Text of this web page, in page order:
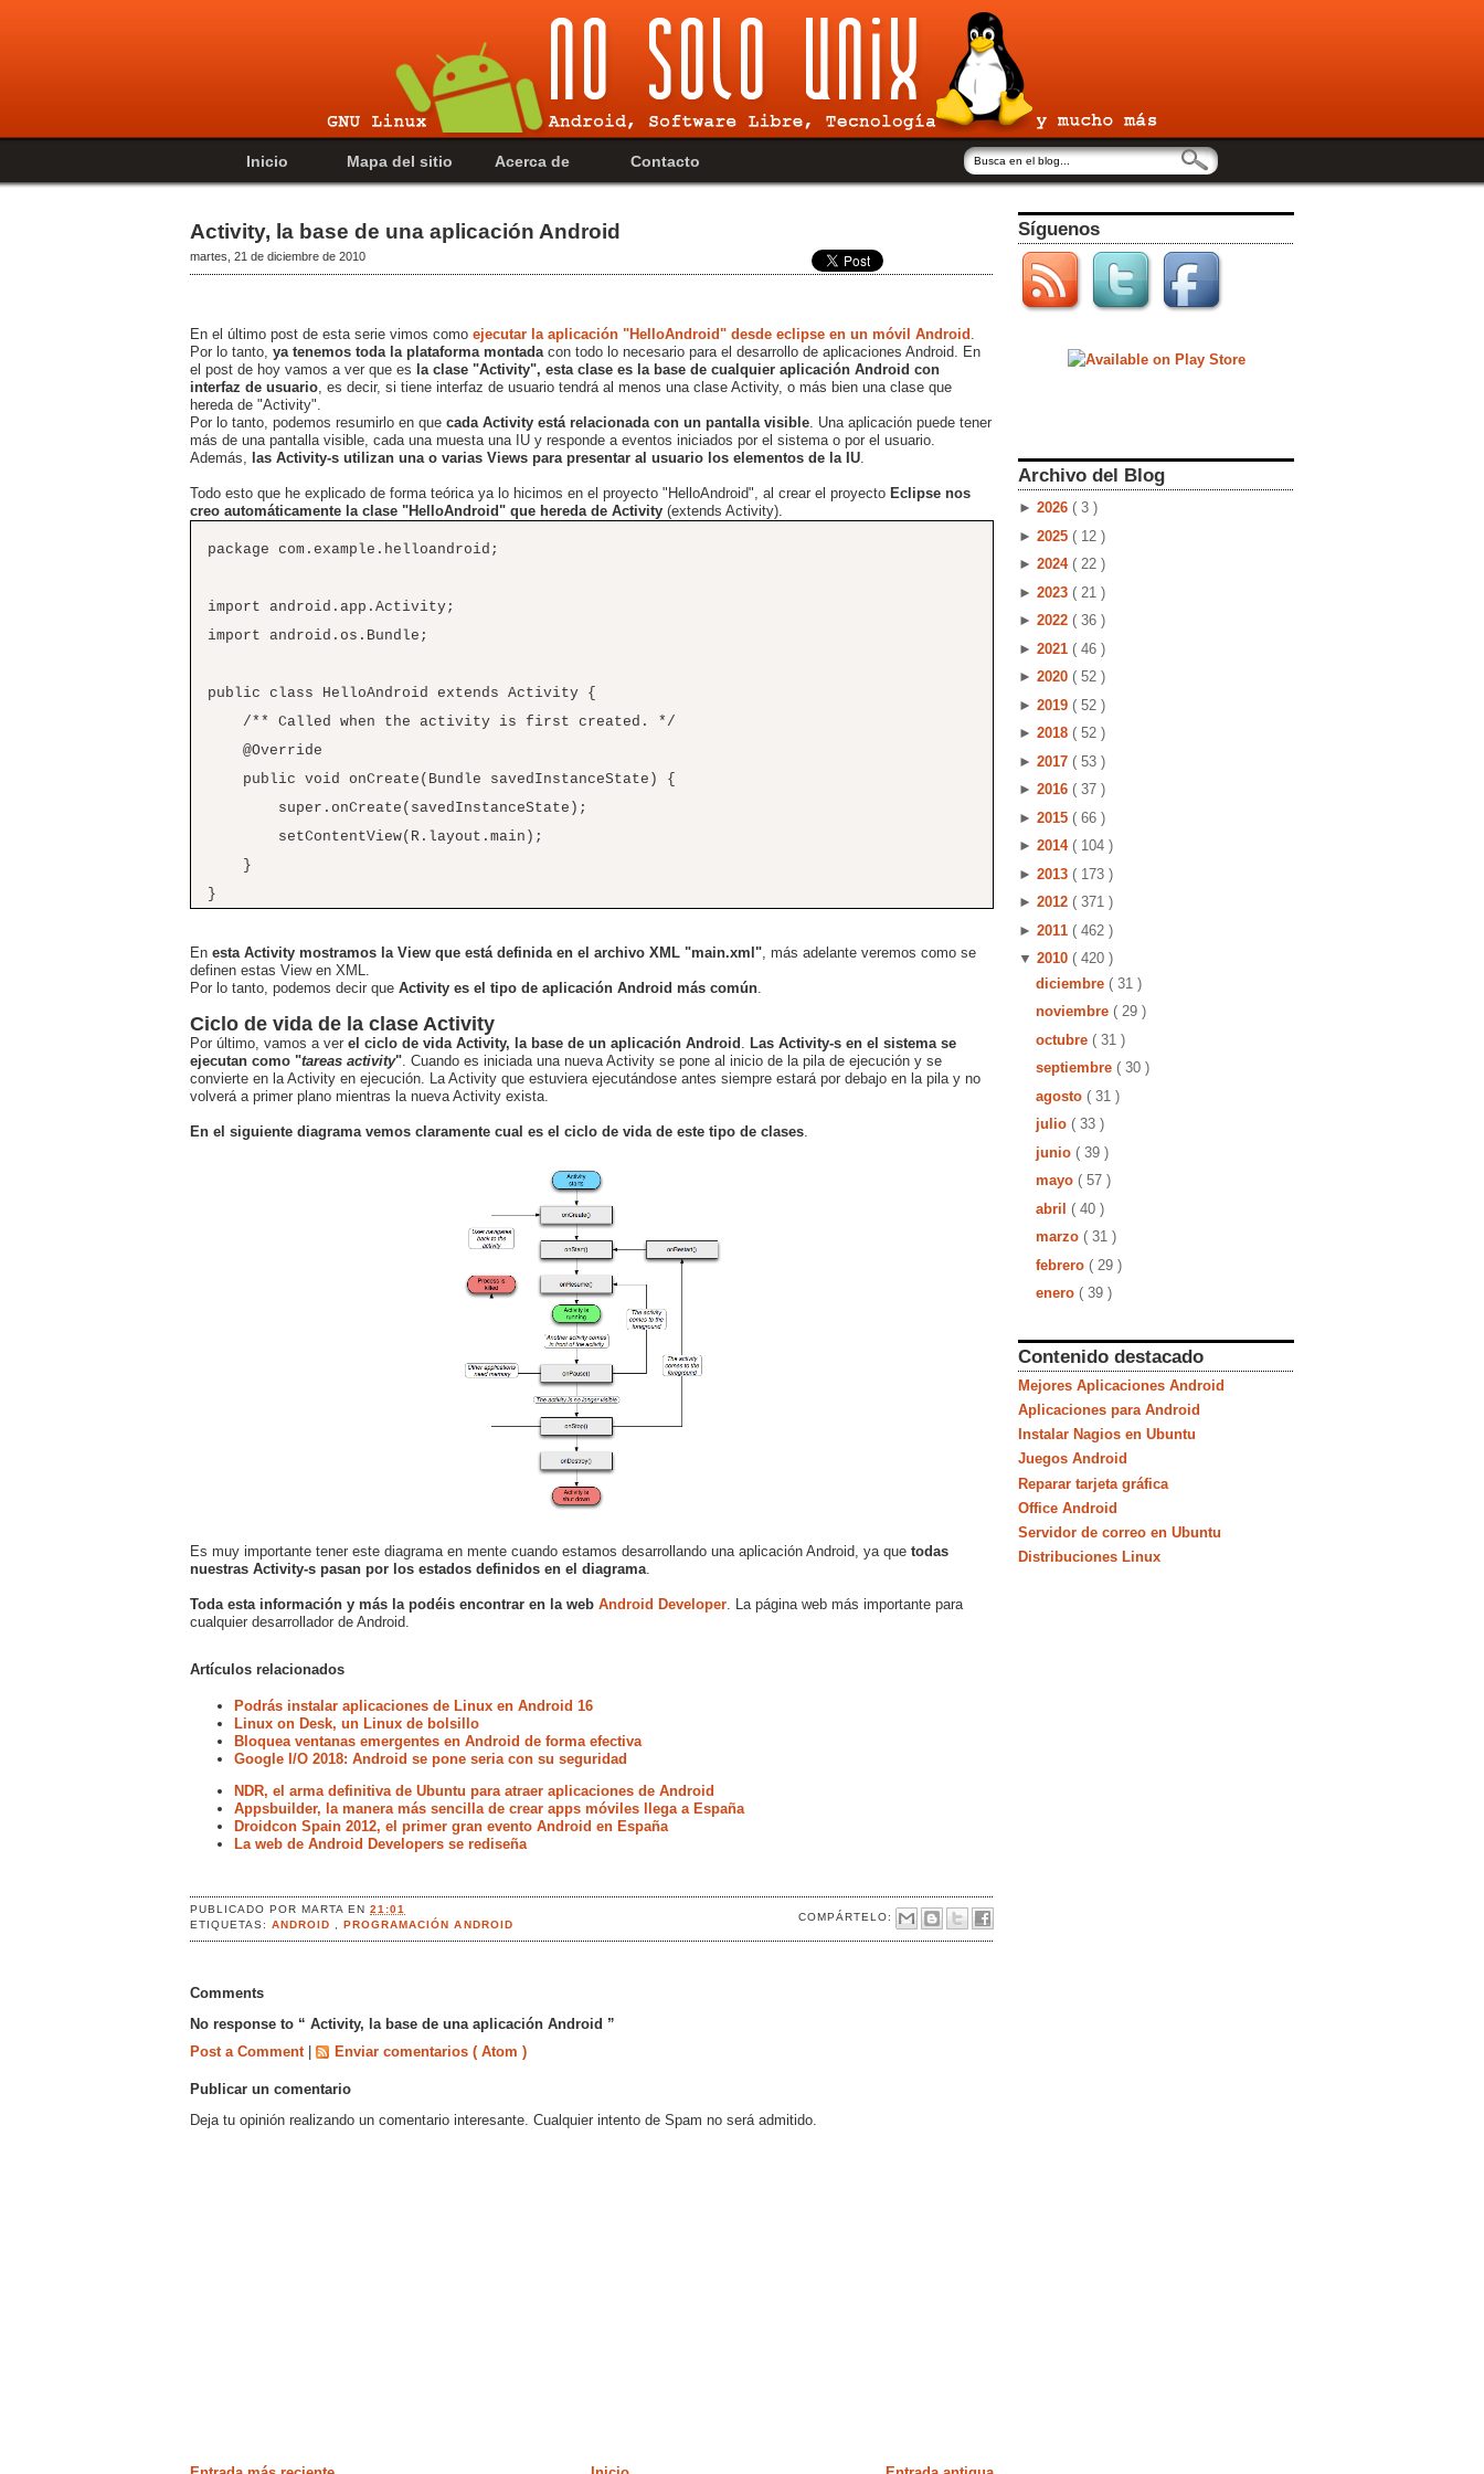
Inicio Mapa del sitio Acerca de Contacto
Activity, la base de una aplicación Android
martes, 21 de diciembre de 2010
En el último post de esta serie vimos como ejecutar la aplicación "HelloAndroid" desde eclipse en un móvil Android
Por lo tanto, ya tenemos toda la plataforma montada con todo lo necesario para el desarrollo de aplicaciones Android. En
el post de hoy vamos a ver que es la clase "Activity", esta clase es la base de cualquier aplicación Android con
interfaz de usuario , es decir, si tiene interfaz de usuario tendrá al menos una clase Activity, o más bien una clase que
hereda de "Activity".
Por lo tanto, podemos resumirlo en que cada Activity está relacionada con un pantalla visible . Una aplicación puede tener
más de una pantalla visible, cada una muesta una IU y responde a eventos iniciados por el sistema o por el usuario.
Además, las Activity-s utilizan una o varias Views para presentar al usuario los elementos de la IU
Todo esto que he explicado de forma teórica ya lo hicimos en el proyecto "HelloAndroid", al crear el proyecto Eclipse nos
creo automáticamente la clase "HelloAndroid" que hereda de Activity (extends Activity).
package com.example.helloandroid;
import android.app.Activity;
import android.os.Bundle;
public class HelloAndroid extends Activity {
/** Called when the activity is first created. */
@Override
public void onCreate(Bundle savedInstanceState) {
super.onCreate(savedInstanceState);
setContentView(R.layout.main);
}
}
En esta Activity mostramos la View que está definida en el archivo XML "main.xml" , más adelante veremos como se
definen estas View en XML.
Por lo tanto, podemos decir que Activity es el tipo de aplicación Android más común
Ciclo de vida de la clase Activity
Por último, vamos a ver el ciclo de vida Activity, la base de un aplicación Android Las Activity-s en el sistema se
ejecutan como "tareas activity" . Cuando es iniciada una nueva Activity se pone al inicio de la pila de ejecución y se
convierte en la Activity en ejecución. La Activity que estuviera ejecutándose antes siempre estará por debajo en la pila y no
volverá a primer plano mientras la nueva Activity exista.
En el siguiente diagrama vemos claramente cual es el ciclo de vida de este tipo de clases
Es muy importante tener este diagrama en mente cuando estamos desarrollando una aplicación Android, ya que todas
nuestras Activity-s pasan por los estados definidos en el diagrama
Toda esta información y más la podéis encontrar en la web Android Developer . La página web más importante para
cualquier desarrollador de Android.
Artículos relacionados
Podrás instalar aplicaciones de Linux en Android 16
Linux on Desk, un Linux de bolsillo
Bloquea ventanas emergentes en Android de forma efectiva
Google I/O 2018: Android se pone seria con su seguridad
NDR, el arma definitiva de Ubuntu para atraer aplicaciones de Android
Appsbuilder, la manera más sencilla de crear apps móviles llega a España
Droidcon Spain 2012, el primer gran evento Android en España
La web de Android Developers se rediseña
PUBLICADO PORMARTAEN21:01
COMPÁRTELO:
ETIQUETAS:ANDROID ,PROGRAMACIÓN ANDROID
Comments
No response to “ Activity, la base de una aplicación Android ”
Post a Comment
Enviar comentarios ( Atom )
Publicar un comentario
Deja tu opinión realizando un comentario interesante. Cualquier intento de Spam no será admitido.
Síguenos
Archivo del Blog
► 2026 ( 3 )
► 2025 ( 12 )
► 2024 ( 22 )
► 2023 ( 21 )
► 2022 ( 36 )
► 2021 ( 46 )
► 2020 ( 52 )
► 2019 ( 52 )
► 2018 ( 52 )
► 2017 ( 53 )
► 2016 ( 37 )
► 2015 ( 66 )
► 2014 ( 104 )
► 2013 ( 173 )
► 2012 ( 371 )
► 2011 ( 462 )
▼ 2010 ( 420 )
diciembre ( 31 )
noviembre ( 29 )
octubre ( 31 )
septiembre ( 30 )
agosto ( 31 )
julio ( 33 )
junio ( 39 )
mayo ( 57 )
abril ( 40 )
marzo ( 31 )
febrero ( 29 )
enero ( 39 )
Contenido destacado
Mejores Aplicaciones Android
Aplicaciones para Android
Instalar Nagios en Ubuntu
Juegos Android
Reparar tarjeta gráfica
Office Android
Servidor de correo en Ubuntu
Distribuciones Linux